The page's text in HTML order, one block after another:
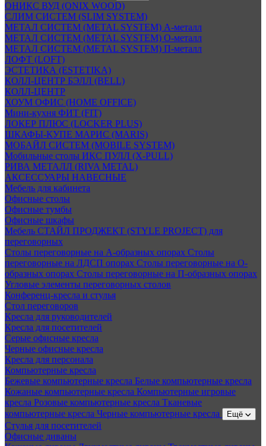
ОНИКС ВУД (ONIX WOOD)
СЛИМ СИСТЕМ (SLIM SYSTEM)
МЕТАЛ СИСТЕМ (METAL SYSTEM) А-металл
МЕТАЛ СИСТЕМ (METAL SYSTEM) О-металл
МЕТАЛ СИСТЕМ (METAL SYSTEM) П-металл
ЛОФТ (LOFT)
ЭСТЕТИКА (ESTETIKA)
КОЛЛ-ЦЕНТР БЭЛЛ (BELL)
КОЛЛ-ЦЕНТР
ХОУМ ОФИС (HOME OFFICE)
Мини-кухня ФИТ (FIT)
ЛОКЕР ПЛЮС (LOCKER PLUS)
ШКАФЫ-КУПЕ МАРИС (MARIS)
МОБАЙЛ СИСТЕМ (MOBILE SYSTEM)
Мобильные столы ИКС ПУЛЛ (X-PULL)
РИВА МЕТАЛЛ (RIVA METAL)
АКСЕССУАРЫ НАВЕСНЫЕ
Мебель для кабинета
Офисные столы
Офисные тумбы
Офисные шкафы
Мебель СТАЙЛ ПРОДЖЕКТ (STYLE PROJECT) для
переговорных
Столы переговорные на А-образных опорах Столы
переговорные на ЛДСП опорах Столы переговорные на О-
образных опорах Столы переговорные на П-образных опорах
Угловые элементы переговорных столов
Конференц-кресла и стулья
Стол переговоров
Кресла для руководителей
Кресла для посетителей
Серые офисные кресла
Черные офисные кресла
Кресла для персонала
Компьютерные кресла
Бежевые компьютерные кресла Белые компьютерные кресла
Кожаные компьютерные кресла Компьютерные игровые
кресла Розовые компьютерные кресла Тканевые
компьютерные кресла Черные компьютерные кресла Ещё
Стулья для посетителей
Офисные диваны